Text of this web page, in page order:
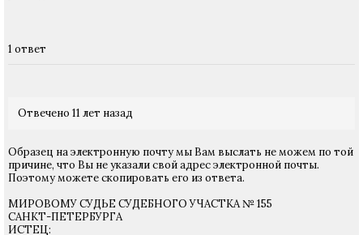
1 ответ
Отвечено 11 лет назад
Образец на электронную почту мы Вам выслать не можем по той
причине, что Вы не указали свой адрес электронной почты.
Поэтому можете скопировать его из ответа.
МИРОВОМУ СУДЬЕ СУДЕБНОГО УЧАСТКА № 155
САНКТ-ПЕТЕРБУРГА
ИСТЕЦ: